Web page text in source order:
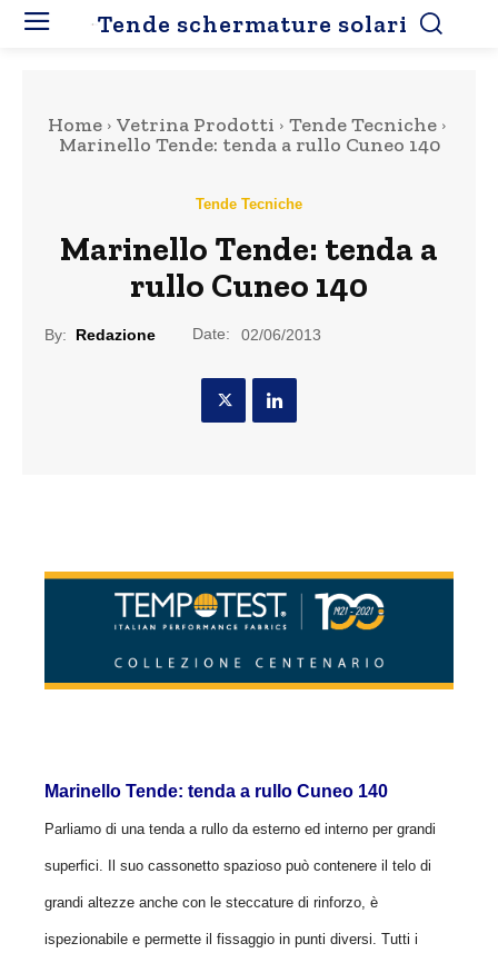
Tende schermature solari
Home Vetrina Prodotti
Tende Tecniche
Marinello Tende: tenda a rullo Cuneo 140
Tende Tecniche
Marinello Tende: tenda a
rullo Cuneo 140
By: Redazione Date: 02/06/2013
Marinello Tende: tenda a rullo Cuneo 140
Parliamo di una tenda a rullo da esterno ed interno per grandi
superfici. Il suo cassonetto spazioso può contenere il telo di
grandi altezze anche con le steccature di rinforzo, è
ispezionabile e permette il fissaggio in punti diversi. Tutti i